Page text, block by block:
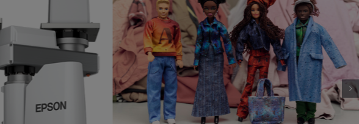
Epson dévoile ReadyPrint Photo : Un
d’abonnement en encre pour les